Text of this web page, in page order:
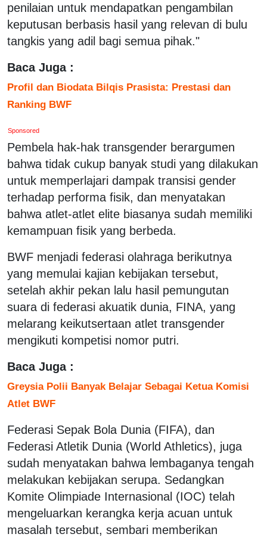
penilaian untuk mendapatkan pengambilan
keputusan berbasis hasil yang relevan di bulu
tangkis yang adil bagi semua pihak."
Baca Juga :
Profil dan Biodata Bilqis Prasista: Prestasi dan
Ranking BWF
Sponsored
Pembela hak-hak transgender berargumen
bahwa tidak cukup banyak studi yang dilakukan
untuk memperlajari dampak transisi gender
terhadap performa fisik, dan menyatakan
bahwa atlet-atlet elite biasanya sudah memiliki
kemampuan fisik yang berbeda.
BWF menjadi federasi olahraga berikutnya
yang memulai kajian kebijakan tersebut,
setelah akhir pekan lalu hasil pemungutan
suara di federasi akuatik dunia, FINA, yang
melarang keikutsertaan atlet transgender
mengikuti kompetisi nomor putri.
Baca Juga :
Greysia Polii Banyak Belajar Sebagai Ketua Komisi
Atlet BWF
Federasi Sepak Bola Dunia (FIFA), dan
Federasi Atletik Dunia (World Athletics), juga
sudah menyatakan bahwa lembaganya tengah
melakukan kebijakan serupa. Sedangkan
Komite Olimpiade Internasional (IOC) telah
mengeluarkan kerangka kerja acuan untuk
masalah tersebut, sembari memberikan